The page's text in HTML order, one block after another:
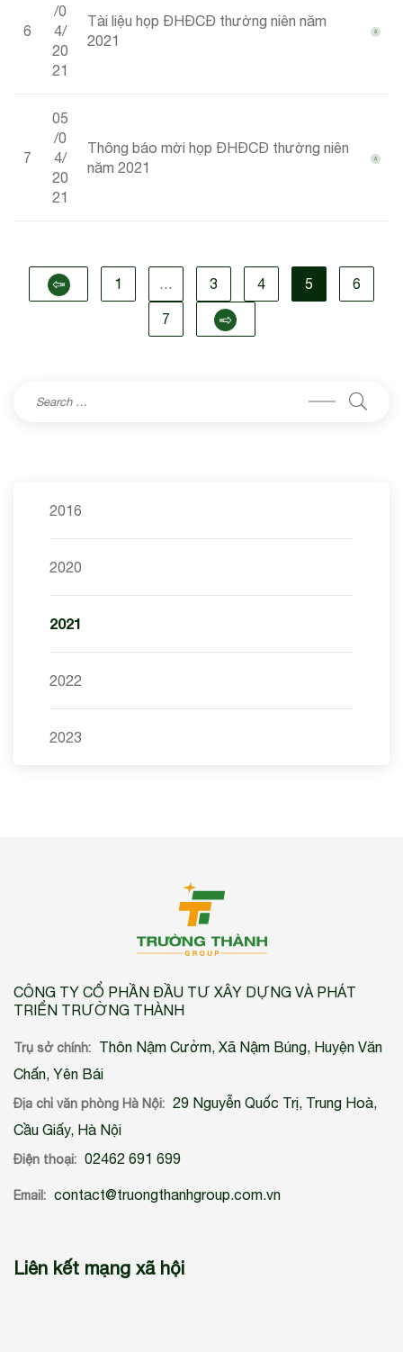
6
/0
4/
20
21
Tài liệu họp ĐHĐCĐ thường niên năm
2021
7
05
/0
4/
20
21
Thông báo mời họp ĐHĐCĐ thường niên
năm 2021
1 … 3 4 5 6
7
2016
2020
2021
2022
2023
CÔNG TY CỔ PHẦN ĐẦU TƯ XÂY DỰNG VÀ PHÁT
TRIỂN TRƯỜNG THÀNH
Trụ sở chính:
Thôn Nậm Cưởm, Xã Nậm Búng, Huyện Văn
Chấn, Yên Bái
Địa chỉ văn phòng Hà Nội: 29 Nguyễn Quốc Trị, Trung Hoà,
Cầu Giấy, Hà Nội
Điện thoại: 02462 691 699
Email: contact@truongthanhgroup.com.vn
Liên kết mạng xã hội